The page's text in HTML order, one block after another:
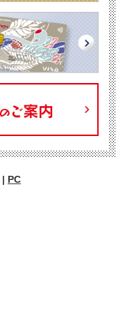
| PC